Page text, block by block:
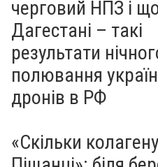
черговий НПЗ і
Дагестані – такі
результати
полювання
дронів в РФ
«Скільки